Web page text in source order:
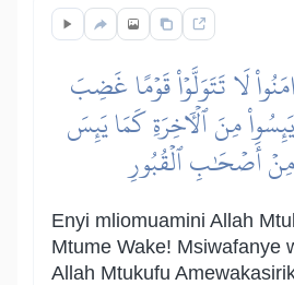
لَا تَتَوَلَّوۡاْ قَوۡمًا غَضِبَ
مِنَ ٱلۡأٓخِرَةِ كَمَا يَئِسَ
أَصۡحَٰبِ ٱلۡقُبُورِ
Enyi mliomuamini Allah
Mtume Wake! Msiwafanye
Allah Mtukufu